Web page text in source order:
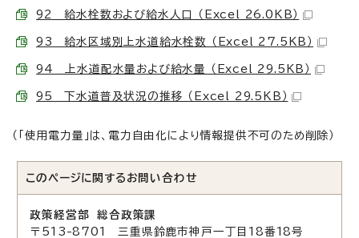
92 給水栓数および給水人口 （Excel 26.0KB）
93 給水区域別上水道給水栓数 （Excel 27.5KB）
94 上水道配水量および給水量 （Excel 29.5KB）
95 下水道普及状況の推移 （Excel 29.5KB）
（「使用電力量」は、電力自由化により情報提供不可のため削除）
このページに関する お問い合わせ
政策経営部 総合政策課
〒513-8701 三重県鈴鹿市神戸一丁目18番18号